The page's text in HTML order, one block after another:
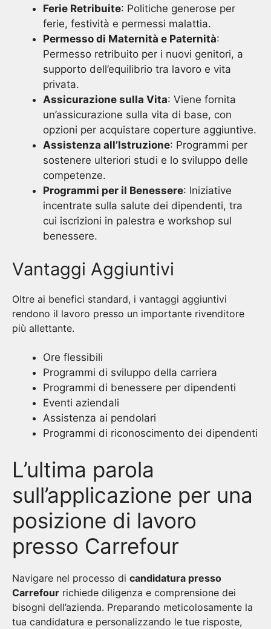
Ferie Retribuite: Politiche generose per
ferie, festività e permessi malattia.
Permesso di Maternità e Paternità:
Permesso retribuito per i nuovi genitori, a
supporto dell’equilibrio tra lavoro e vita
privata.
Assicurazione sulla Vita: Viene fornita
un’assicurazione sulla vita di base, con
opzioni per acquistare coperture aggiuntive.
Assistenza all’Istruzione: Programmi per
sostenere ulteriori studi e lo sviluppo delle
competenze.
Programmi per il Benessere: Iniziative
incentrate sulla salute dei dipendenti, tra
cui iscrizioni in palestra e workshop sul
benessere.
Vantaggi Aggiuntivi
Oltre ai benefici standard, i vantaggi aggiuntivi
rendono il lavoro presso un importante rivenditore
più allettante.
Ore flessibili
Programmi di sviluppo della carriera
Programmi di benessere per dipendenti
Eventi aziendali
Assistenza ai pendolari
Programmi di riconoscimento dei dipendenti
L’ultima parola
sull’applicazione per una
posizione di lavoro
presso Carrefour
Navigare nel processo di candidatura presso
Carrefour richiede diligenza e comprensione dei
bisogni dell’azienda. Preparando meticolosamente la
tua candidatura e personalizzando le tue risposte,